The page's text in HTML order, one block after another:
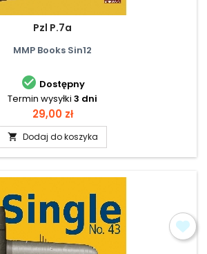
Pzl P.7a
MMP Books Sin12
 Dostępny
Termin wysyłki 3 dni
Cena
29,00 zł
 Dodaj do koszyka